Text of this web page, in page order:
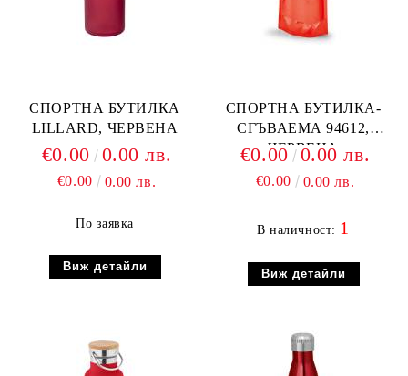
СПОРТНА БУТИЛКА
LILLARD, ЧЕРВЕНА
€0.00 0.00 лв.
€0.00 0.00 лв.
По заявка
Виж детайли
СПОРТНА БУТИЛКА-
СГЪВАЕМА 94612,
ЧЕРВЕНА
€0.00 0.00 лв.
€0.00 0.00 лв.
В наличност: 1
Виж детайли